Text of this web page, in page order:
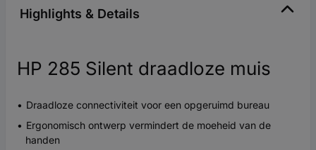
Highlights & Details
HP 285 Silent draadloze muis
Draadloze connectiviteit voor een opgeruimd bureau
Ergonomisch ontwerp vermindert de moeheid van de
handen